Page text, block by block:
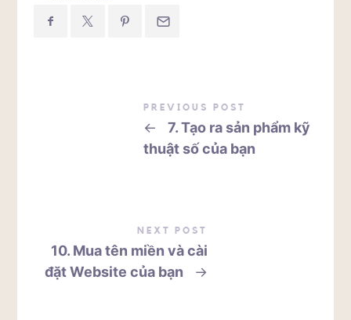
PREVIOUS POST
←
7. Tạo ra sản phẩm kỹ
thuật số của bạn
NEXT POST
10. Mua tên miền và cài
đặt Website của bạn
→